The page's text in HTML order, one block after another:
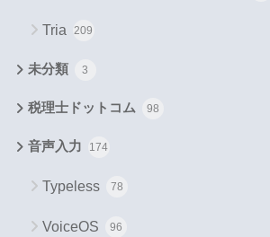
Tria 209
未分類 3
税理士ドットコム 98
音声入力 174
Typeless 78
VoiceOS 96